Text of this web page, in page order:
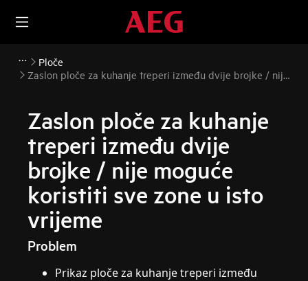
Ploče
Zaslon ploče za kuhanje treperi između dvije brojke / nije
Zaslon ploče za kuhanje
treperi između dvije
brojke / nije moguće
koristiti sve zone u isto
vrijeme
Problem
Prikaz ploče za kuhanje treperi između